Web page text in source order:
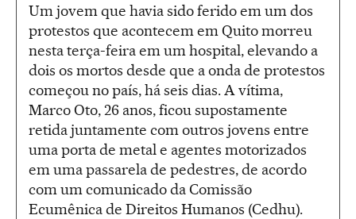
Um jovem que havia sido ferido em um dos
protestos que acontecem em Quito morreu
nesta terça-feira em um hospital, elevando a
dois os mortos desde que a onda de protestos
começou no país, há seis dias. A vítima,
Marco Oto, 26 anos, ficou supostamente
retida juntamente com outros jovens entre
uma porta de metal e agentes motorizados
em uma passarela de pedestres, de acordo
com um comunicado da Comissão
Ecumênica de Direitos Humanos (Cedhu).